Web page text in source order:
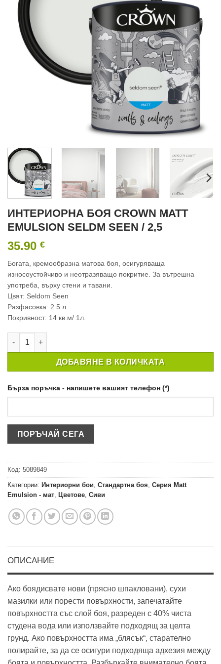
ИНТЕРИОРНА БОЯ CROWN MATT
EMULSION SELDM SEEN / 2,5
35.90 €
Богата, кремообразна матова боя, осигуряваща
износоустойчиво и неотразяващо покритие. За вътрешна
употреба, върху стени и тавани.
Цвят: Seldom Seen
Разфасовка: 2.5 л.
Покривност: 14 кв.м/ 1л.
количество за ИНТЕРИОРНА БОЯ CROWN MATT EMULSION
ДОБАВЯНЕ В КОЛИЧКАТА
Бърза поръчка - напишете вашият телефон (*)
Код: 5089849
Категории: Интериорни бои Стандартна боя Серия Matt
Emulsion - мат Цветове Сиви
ОПИСАНИЕ
Ако боядисвате нови (прясно шпакловани), сухи
мазилки или порести повърхности, запечатайте
повърхността със слой боя, разреден с 40% чиста
студена вода или използвайте подходящ за целта
грунд. Ако повърхността има „блясък“, старателно
полирайте, за да се осигури подходяща адхезия между